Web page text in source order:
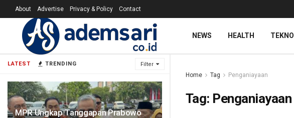
LATEST TRENDING Filter
MPR Ungkap Tanggapan Prabowo
About Advertise Privacy & Policy Contact
NEWS HEALTH TEKNO
Home Tag Penganiayaan
Tag: Penganiayaan